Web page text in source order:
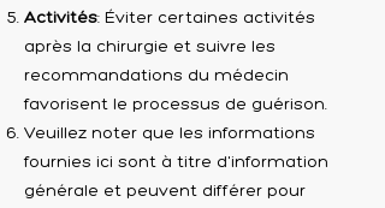
Activités: Éviter certaines activités
après la chirurgie et suivre les
recommandations du médecin
favorisent le processus de guérison.
Veuillez noter que les informations
fournies ici sont à titre d'information
générale et peuvent différer pour